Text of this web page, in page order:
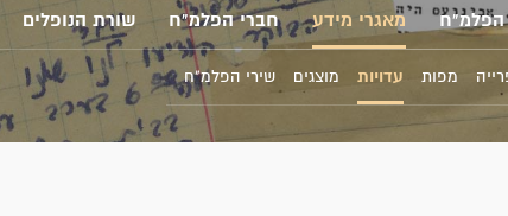
הפלמ"ח מאגרי מידע חברי הפלמ"ח שורת הנופלים
מפות עדויות מוצגים שירי הפלמ"ח